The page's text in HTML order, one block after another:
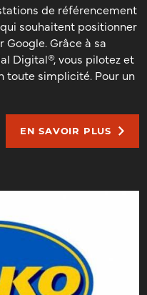
de référencement
souhaitent positionner
Grâce à sa
Digital®, vous pilotez et
toute simplicité. Pour un
EN SAVOIR PLUS